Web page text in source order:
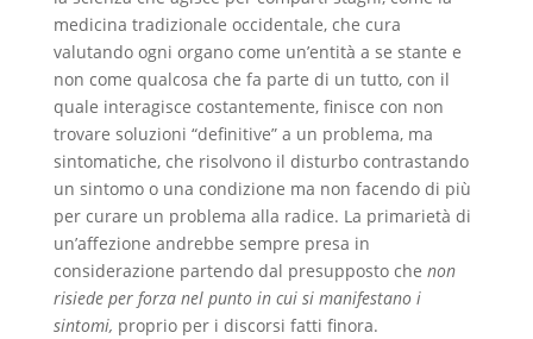
medicina tradizionale occidentale, che cura
valutando ogni organo come un’entità a se stante e
non come qualcosa che fa parte di un tutto, con il
quale interagisce costantemente, finisce con non
trovare soluzioni “definitive” a un problema, ma
sintomatiche, che risolvono il disturbo contrastando
un sintomo o una condizione ma non facendo di più
per curare un problema alla radice. La primarietà di
un’affezione andrebbe sempre presa in
considerazione partendo dal presupposto che non
risiede per forza nel punto in cui si manifestano i
sintomi, proprio per i discorsi fatti finora.